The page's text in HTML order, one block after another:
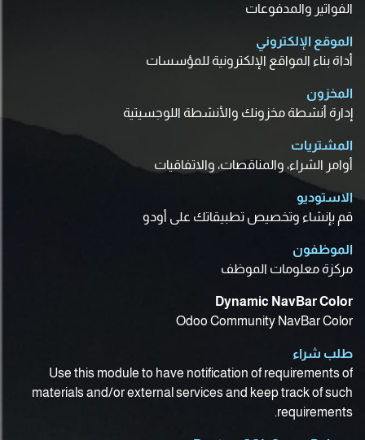
الفواتير والمدفوعات
الموقع الإلكتروني
أداة بناء المواقع الإلكترونية للمؤسسات
المخزون
إدارة أنشطة مخزونك والأنشطة اللوجسيتية
المشتريات
أوامر الشراء، والمناقصات، والاتفاقيات
الاستوديو
قم بإنشاء وتخصيص تطبيقاتك على أودو
الموظفون
مركزة معلومات الموظف
Dynamic NavBar Color
Odoo Community NavBar Color
طلب شراء
Use this module to have notification of requirements of
materials and/or external services and keep track of such
requirements.